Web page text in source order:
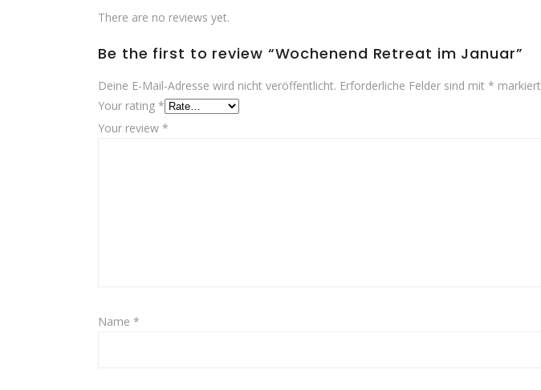
There are no reviews yet.
Be the first to review “Wochenend Retreat im Januar”
Deine E-Mail-Adresse wird nicht veröffentlicht. Erforderliche Felder sind mit * markiert
Your rating *
Your review *
Name *